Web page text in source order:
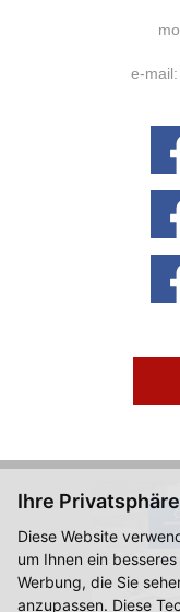
Ihre
Diese Website
um Ihnen ein
Werbung, die Sie
anzupassen. Diese
e-mail: